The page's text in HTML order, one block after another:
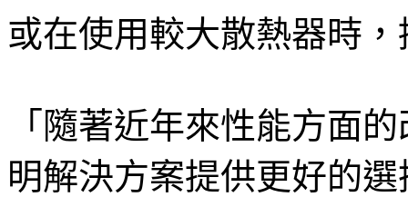
或在使用較大散熱器時
「隨著近年來性能方面
明解決方案提供更好的